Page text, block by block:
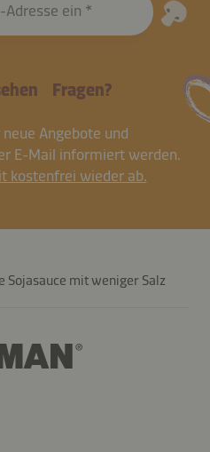
Adresse ein
Fragen?
Angebote und
E-Mail informiert werden.
kostenfrei wieder ab.
Sojasauce mit weniger Salz